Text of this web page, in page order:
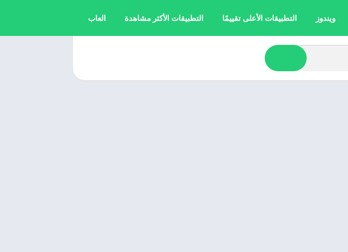
ويندوز التطبيقات الأعلى تقييمًا التطبيقات الأكثر مشاهدة العاب